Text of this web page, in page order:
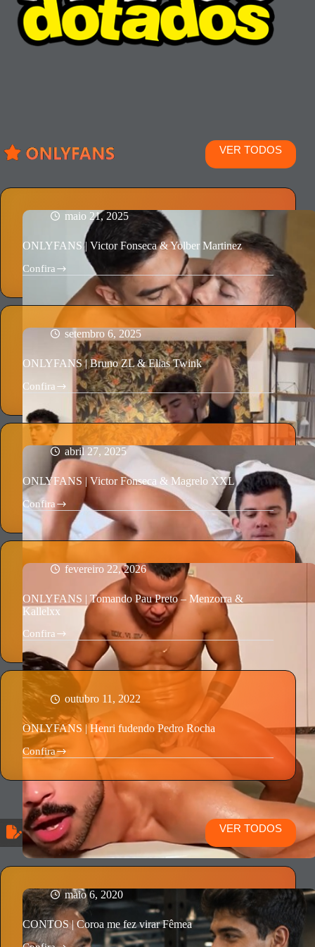
Edu,
Igor
Baianinho,
VER TODOS
maio 21, 2025
ONLYFANS | Victor Fonseca & Yolber Martinez
Confira
ONLYFANS
Victor
Fonseca
Yolber
setembro 6, 2025
ONLYFANS | Bruno ZL & Elias Twink
Confira
ONLYFANS
Bruno
ZL
Elias
abril 27, 2025
ONLYFANS | Victor Fonseca & Magrelo XXL
Confira
ONLYFANS
|
Victor
Fonseca
Magrelo fevereiro 22, 2026
ONLYFANS | Tomando Pau Preto – Menzorra &
Kallelxx
Confira
ONLYFANS
|
Tomando
Pau
Preto
–
Menzorra
&
Kallelxx
outubro 11, 2022
ONLYFANS | Henri fudendo Pedro Rocha
Confira
ONLYFANS
Henri
fudendo
Pedro
Rocha
VER TODOS
maio 6, 2020
CONTOS | Coroa me fez virar Fêmea